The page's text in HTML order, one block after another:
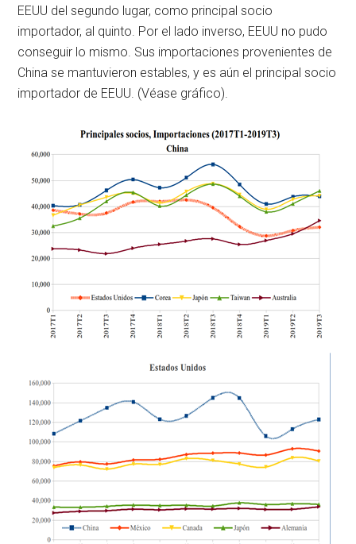
EEUU del segundo lugar, como principal socio
importador, al quinto. Por el lado inverso, EEUU no pudo
conseguir lo mismo. Sus importaciones provenientes de
China se mantuvieron estables, y es aún el principal socio
importador de EEUU. (Véase gráfico).